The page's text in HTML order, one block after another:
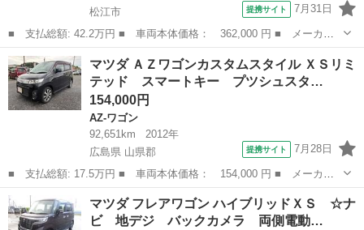
松江市
提携サイト 7月31日
■ 支払総額: 42.2万円 ■ 車両本体価格： 362,000 円 ■ メーカー
名： マツダ ■ 車種名： デミオ ■ グレード名： １３－スカイ
アクティブ ＥＴＣ ドラレコ ステリモ オートライト フォグラ
ンプ ＦＭ／...
島根 松江市 デミオ
マツダ ＡＺワゴンカスタムスタイル ＸＳリミ
テッド スマートキー プツシュスタ…
154,000円
AZ-ワゴン
92,651km
2012年
広島県 山県郡
提携サイト 7月28日
■ 支払総額: 17.5万円 ■ 車両本体価格： 154,000 円 ■ メーカー
名： マツダ ■ 車種名： ＡＺワゴンカスタムスタイル ■ グレー
ド名： ＸＳリミテッド スマートキー プツシュスタート ナビ
ＴＶ ＥＴＣ...
広島 AZ-ワゴン
マツダ フレアワゴン ハイブリッドＸＳ ☆ナ
ビ 地デジ バックカメラ 両側電動…